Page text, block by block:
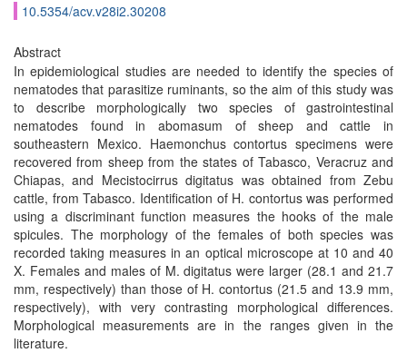
10.5354/acv.v28i2.30208
Abstract
In epidemiological studies are needed to identify the species of
nematodes that parasitize ruminants, so the aim of this study was
to describe morphologically two species of gastrointestinal
nematodes found in abomasum of sheep and cattle in
southeastern Mexico. Haemonchus contortus specimens were
recovered from sheep from the states of Tabasco, Veracruz and
Chiapas, and Mecistocirrus digitatus was obtained from Zebu
cattle, from Tabasco. Identification of H. contortus was performed
using a discriminant function measures the hooks of the male
spicules. The morphology of the females of both species was
recorded taking measures in an optical microscope at 10 and 40
X. Females and males of M. digitatus were larger (28.1 and 21.7
mm, respectively) than those of H. contortus (21.5 and 13.9 mm,
respectively), with very contrasting morphological differences.
Morphological measurements are in the ranges given in the
literature.